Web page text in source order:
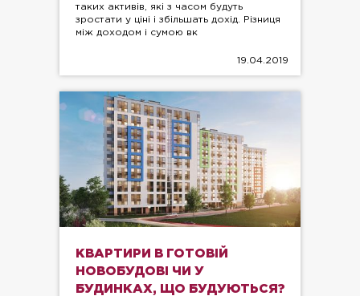
таких активів, які з часом будуть
зростати у ціні і збільшать дохід. Різниця
між доходом і сумою вк
19.04.2019
КВАРТИРИ В ГОТОВІЙ
НОВОБУДОВІ ЧИ У
БУДИНКАХ, ЩО БУДУЮТЬСЯ?